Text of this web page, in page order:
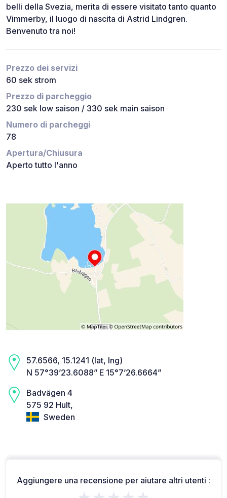
belli della Svezia, merita di essere visitato tanto quanto
Vimmerby, il luogo di nascita di Astrid Lindgren.
Benvenuto tra noi!
Prezzo dei servizi
60 sek strom
Prezzo di parcheggio
230 sek low saison / 330 sek main saison
Numero di parcheggi
78
Apertura/Chiusura
Aperto tutto l'anno
57.6566, 15.1241 (lat, lng)
N 57°39’23.6088” E 15°7’26.6664”
Badvägen 4
575 92 Hult,
Sweden
Aggiungere una recensione per aiutare altri utenti :